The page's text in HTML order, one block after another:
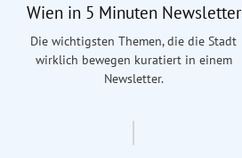
Wien in 5 Minuten Newsletter
Die wichtigsten Themen, die die Stadt
wirklich bewegen kuratiert in einem
Newsletter.